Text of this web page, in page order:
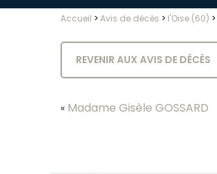
Accueil > Avis de décès > l'Oise (60) >
REVENIR AUX AVIS DE DÉCÈS
« Madame Gisèle GOSSARD